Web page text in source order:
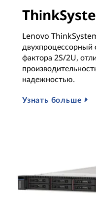
Lenovo
двухпроцессорный
фактора 2S/2U,
надежностью.
Узнать больше